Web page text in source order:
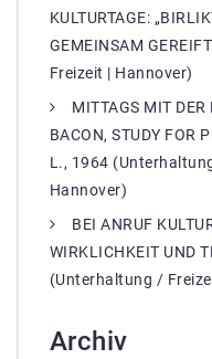
KULTURTAGE:
GEMEINSAM
Freizeit | Hannover)
MITTAGS MIT DER
BACON, STUDY FOR
L., 1964
Hannover)
BEI ANRUF
WIRKLICHKEIT UND
(Unterhaltung /
Archiv